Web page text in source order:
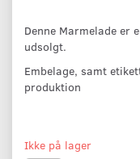
Denne Marmelade
udsolgt.
Embelage, samt
produktion
Ikke på lager